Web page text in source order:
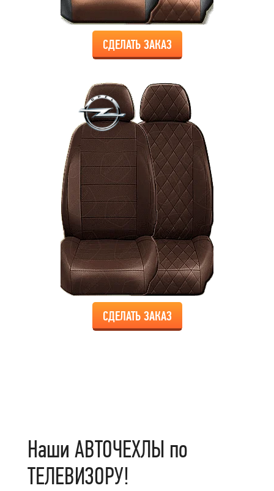
СДЕЛАТЬ ЗАКАЗ
СДЕЛАТЬ ЗАКАЗ
Наши АВТОЧЕХЛЫ по
ТЕЛЕВИЗОРУ!